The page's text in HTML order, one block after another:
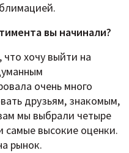
вы начинали?
хочу выйти на
очень много
друзьям, знакомым,
мы выбрали четыре
самые высокие оценки.
рынок.